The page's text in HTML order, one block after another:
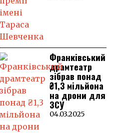
Франківський
драмтеатр
зібрав понад
₴1,3 мільйона
на дрони для
ЗСУ
04.03.2025